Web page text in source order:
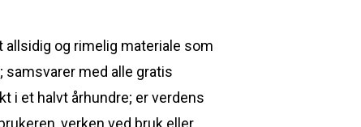
og rimelig materiale som
med alle gratis
i et halvt århundre; er verdens
verken ved bruk eller